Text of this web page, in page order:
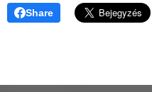
Share